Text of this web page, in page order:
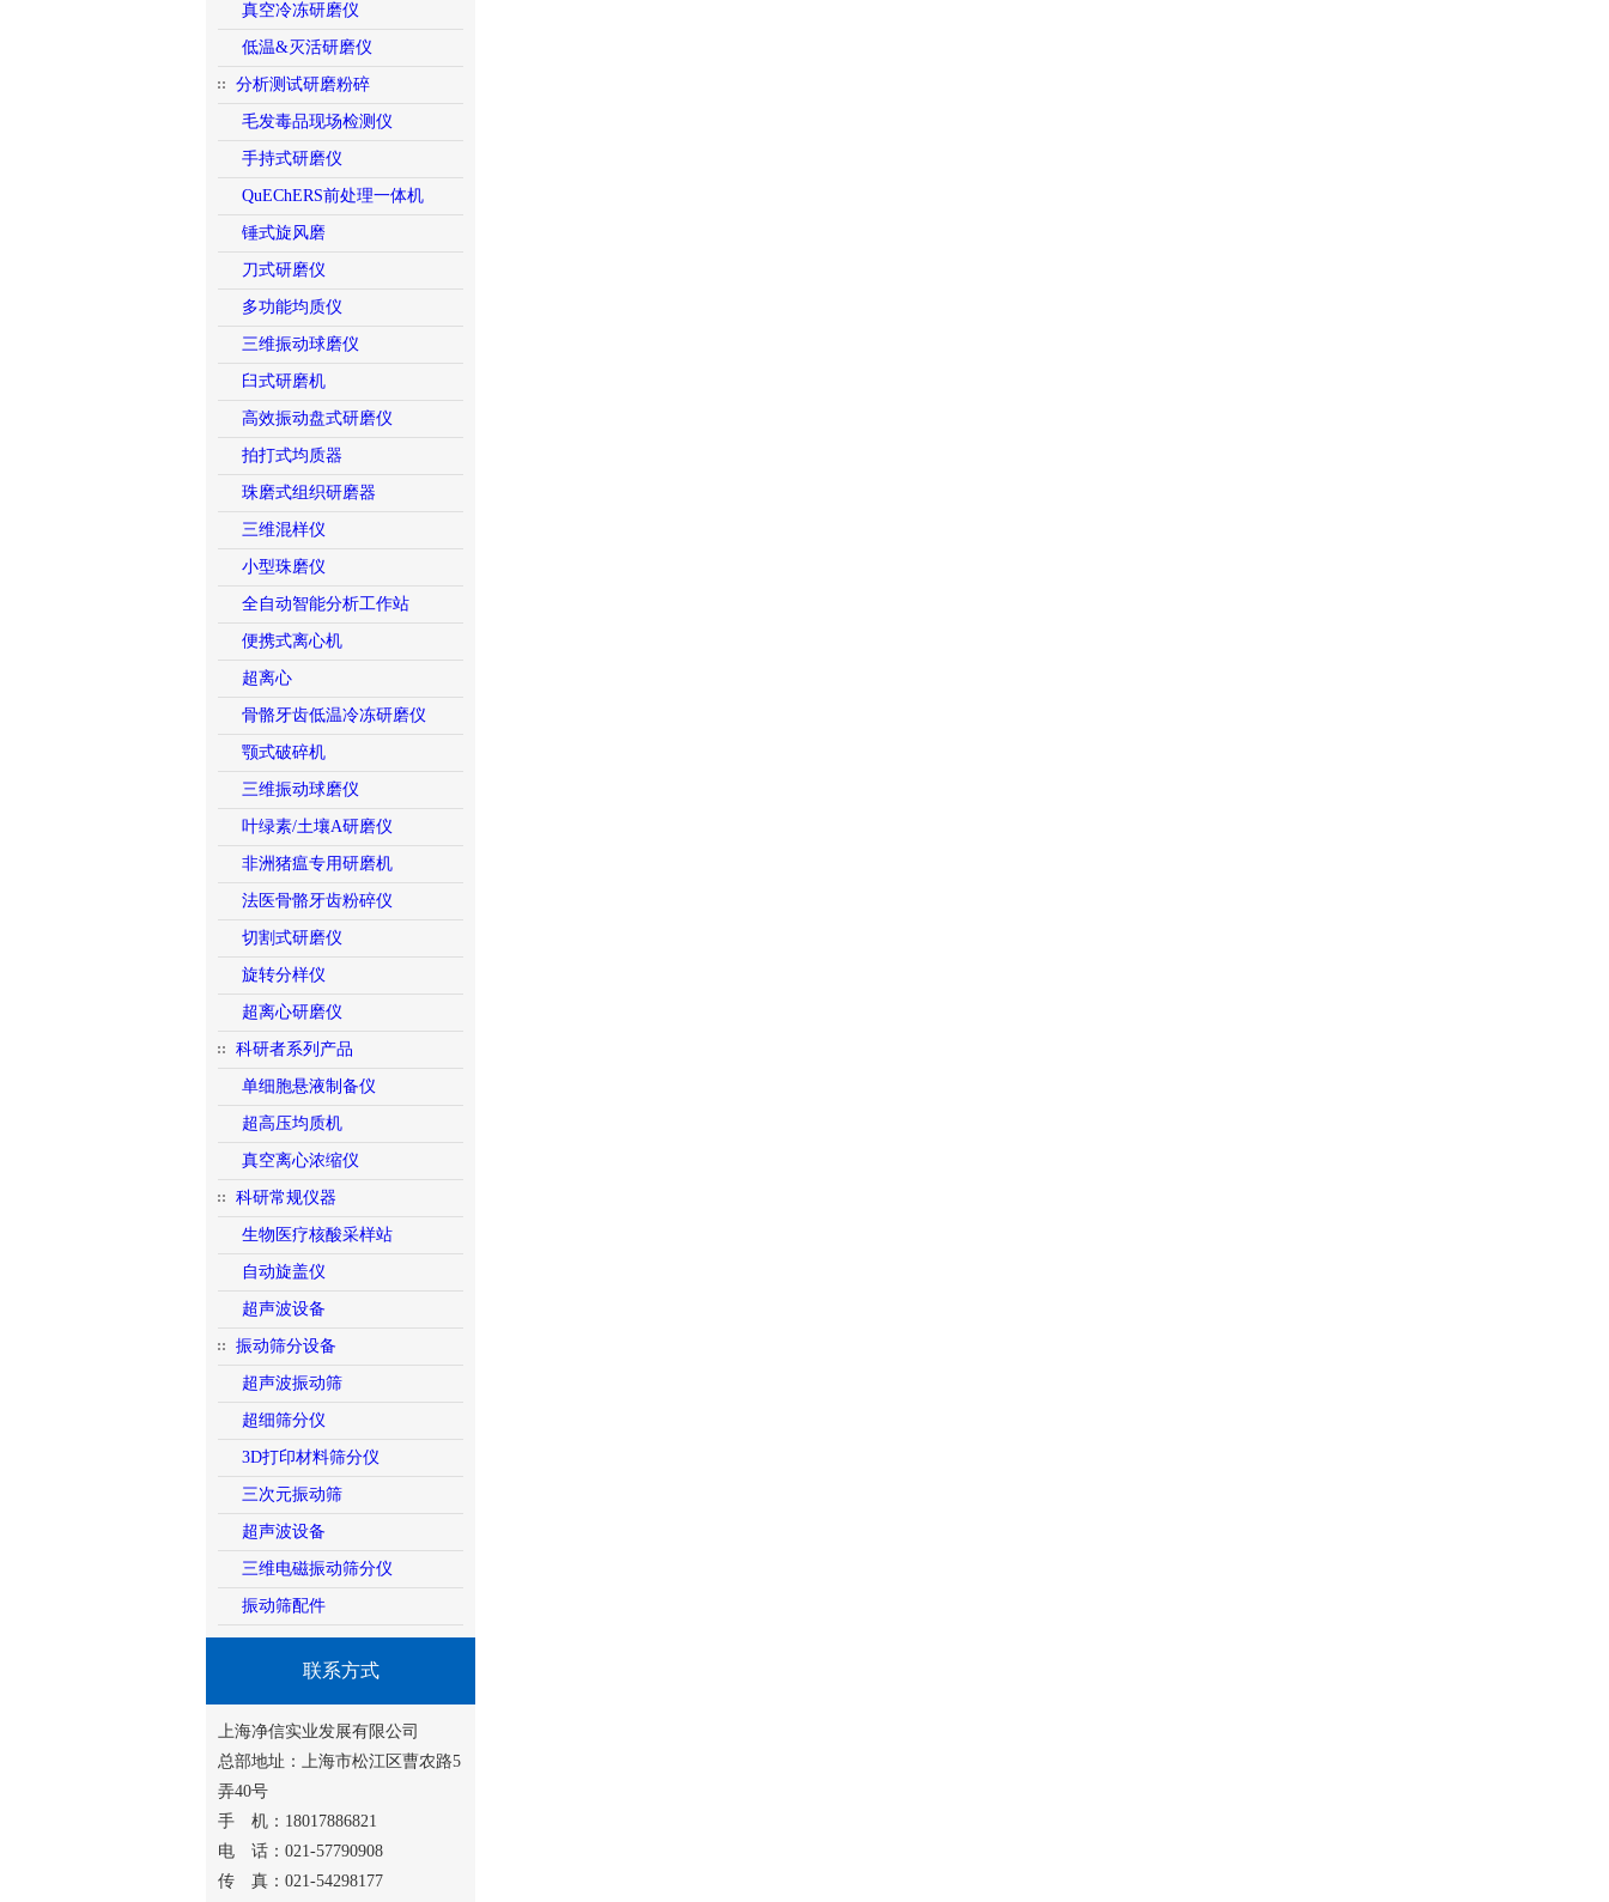
真空冷冻研磨仪
低温&灭活研磨仪
分析测试研磨粉碎
毛发毒品现场检测仪
手持式研磨仪
QuEChERS前处理一体机
锤式旋风磨
刀式研磨仪
多功能均质仪
三维振动球磨仪
臼式研磨机
高效振动盘式研磨仪
拍打式均质器
珠磨式组织研磨器
三维混样仪
小型珠磨仪
全自动智能分析工作站
便携式离心机
超离心
骨骼牙齿低温冷冻研磨仪
颚式破碎机
三维振动球磨仪
叶绿素/土壤A研磨仪
非洲猪瘟专用研磨机
法医骨骼牙齿粉碎仪
切割式研磨仪
旋转分样仪
超离心研磨仪
科研者系列产品
单细胞悬液制备仪
超高压均质机
真空离心浓缩仪
科研常规仪器
生物医疗核酸采样站
自动旋盖仪
超声波设备
振动筛分设备
超声波振动筛
超细筛分仪
3D打印材料筛分仪
三次元振动筛
超声波设备
三维电磁振动筛分仪
振动筛配件
联系方式
上海净信实业发展有限公司
总部地址：上海市松江区曹农路5
弄40号
手 机：18017886821
电 话：021-57790908
传 真：021-54298177